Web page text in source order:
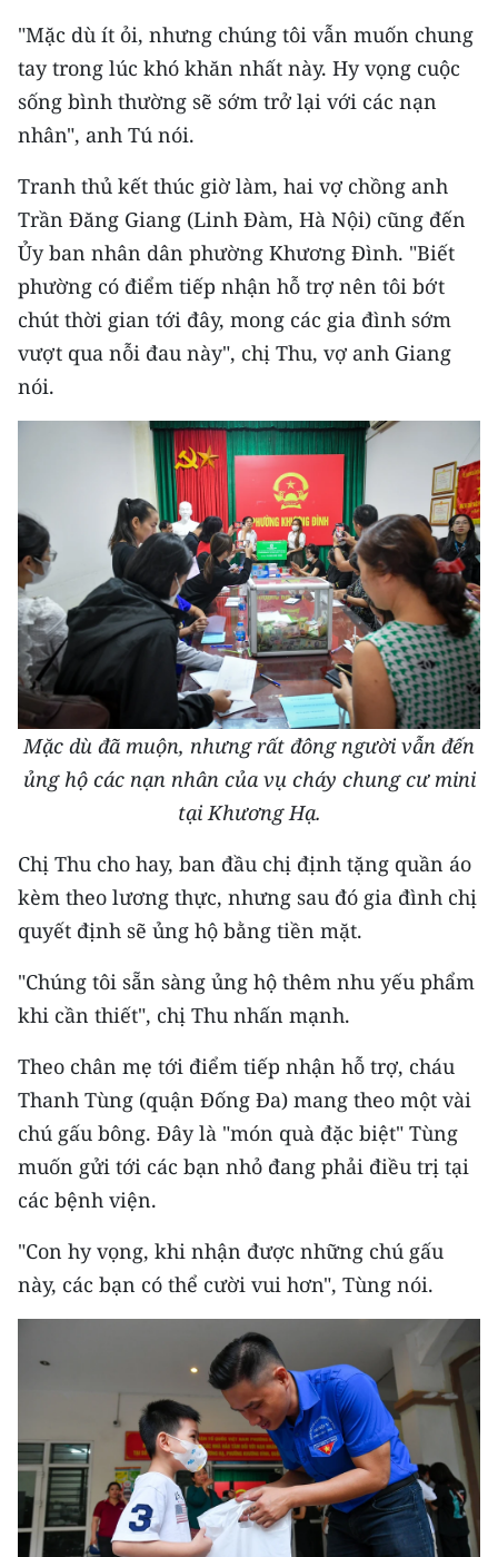
TIN MỚI
TIN ĐỊA PHƯƠNG
Trung du và miền núi phía Bắc
Đồng bằng sông Hồng
Bắc Trung Bộ
Duyên hải Nam Trung Bộ và Tây
Nguyên
Đồng bằng sông Cửu Long
Chuyên trang Hà Nội
Chuyên trang TP. Hồ Chí Minh
CHUYÊN ĐỀ
CÁC CHUYÊN TRANG
VỀ BÁO NHÂN DÂN
THỜI NAY
NHÂN DÂN HẰNG THÁNG
MUA BÁO
ĐỌC BÁO IN
ENGLISH
中文
FRANÇAIS
ESPAÑOL
"Mặc dù ít ỏi, nhưng chúng tôi vẫn muốn chung
tay trong lúc khó khăn nhất này. Hy vọng cuộc
sống bình thường sẽ sớm trở lại với các nạn
nhân", anh Tú nói.
Tranh thủ kết thúc giờ làm, hai vợ chồng anh
Trần Đăng Giang (Linh Đàm, Hà Nội) cũng đến
Ủy ban nhân dân phường Khương Đình. "Biết
phường có điểm tiếp nhận hỗ trợ nên tôi bớt
chút thời gian tới đây, mong các gia đình sớm
vượt qua nỗi đau này", chị Thu, vợ anh Giang
nói.
Mặc dù đã muộn, nhưng rất đông người vẫn đến
ủng hộ các nạn nhân của vụ cháy chung cư mini
tại Khương Hạ.
Chị Thu cho hay, ban đầu chị định tặng quần áo
kèm theo lương thực, nhưng sau đó gia đình chị
quyết định sẽ ủng hộ bằng tiền mặt.
"Chúng tôi sẵn sàng ủng hộ thêm nhu yếu phẩm
khi cần thiết", chị Thu nhấn mạnh.
Theo chân mẹ tới điểm tiếp nhận hỗ trợ, cháu
Thanh Tùng (quận Đống Đa) mang theo một vài
chú gấu bông. Đây là "món quà đặc biệt" Tùng
muốn gửi tới các bạn nhỏ đang phải điều trị tại
các bệnh viện.
"Con hy vọng, khi nhận được những chú gấu
này, các bạn có thể cười vui hơn", Tùng nói.